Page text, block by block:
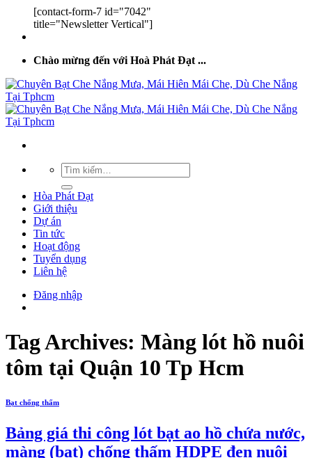
[contact-form-7 id="7042"
title="Newsletter Vertical"]
Chào mừng đến với Hoà Phát Đạt ...
Hòa Phát Đạt
Giới thiệu
Dự án
Tin tức
Hoạt động
Tuyển dụng
Liên hệ
Đăng nhập
Tag Archives: Màng lót hồ nuôi
tôm tại Quận 10 Tp Hcm
Bạt chống thấm
Bảng giá thi công lót bạt ao hồ chứa nước,
màng (bạt) chống thấm HDPE đen nuôi